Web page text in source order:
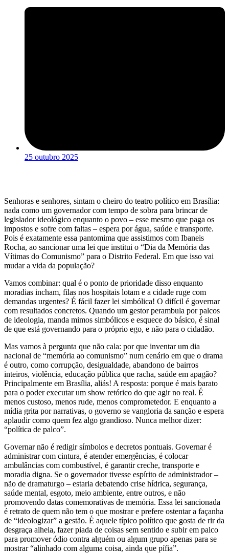
25 outubro 2025
Senhoras e senhores, sintam o cheiro do teatro político em Brasília:
nada como um governador com tempo de sobra para brincar de
legislador ideológico enquanto o povo – esse mesmo que paga os
impostos e sofre com faltas – espera por água, saúde e transporte.
Pois é exatamente essa pantomima que assistimos com Ibaneis
Rocha, ao sancionar uma lei que institui o “Dia da Memória das
Vítimas do Comunismo” para o Distrito Federal. Em que isso vai
mudar a vida da população?
Vamos combinar: qual é o ponto de prioridade disso enquanto
moradias incham, filas nos hospitais lotam e a cidade ruge com
demandas urgentes? É fácil fazer lei simbólica! O difícil é governar
com resultados concretos. Quando um gestor perambula por palcos
de ideologia, manda mimos simbólicos e esquece do básico, é sinal
de que está governando para o próprio ego, e não para o cidadão.
Mas vamos à pergunta que não cala: por que inventar um dia
nacional de “memória ao comunismo” num cenário em que o drama
é outro, como corrupção, desigualdade, abandono de bairros
inteiros, violência, educação pública que racha, saúde em apagão?
Principalmente em Brasília, aliás! A resposta: porque é mais barato
para o poder executar um show retórico do que agir no real. É
menos custoso, menos rude, menos comprometedor. E enquanto a
mídia grita por narrativas, o governo se vangloria da sanção e espera
aplaudir como quem fez algo grandioso. Nunca melhor dizer:
“política de palco”.
Governar não é redigir símbolos e decretos pontuais. Governar é
administrar com cintura, é atender emergências, é colocar
ambulâncias com combustível, é garantir creche, transporte e
moradia digna. Se o governador tivesse espírito de administrador –
não de dramaturgo – estaria debatendo crise hídrica, segurança,
saúde mental, esgoto, meio ambiente, entre outros, e não
promovendo datas comemorativas de memória. Essa lei sancionada
é retrato de quem não tem o que mostrar e prefere ostentar a façanha
de “ideologizar” a gestão. É aquele típico político que gosta de rir da
desgraça alheia, fazer piada de coisas sem sentido e subir em palco
para promover ódio contra alguém ou algum grupo apenas para se
mostrar “alinhado com alguma coisa, ainda que pífia”.